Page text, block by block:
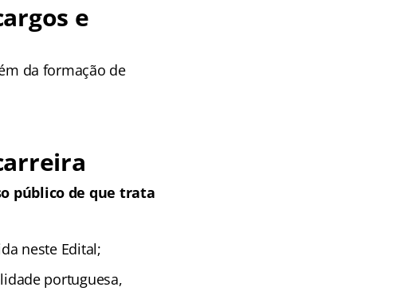
e
da formação de
público de que trata
neste Edital;
portuguesa,